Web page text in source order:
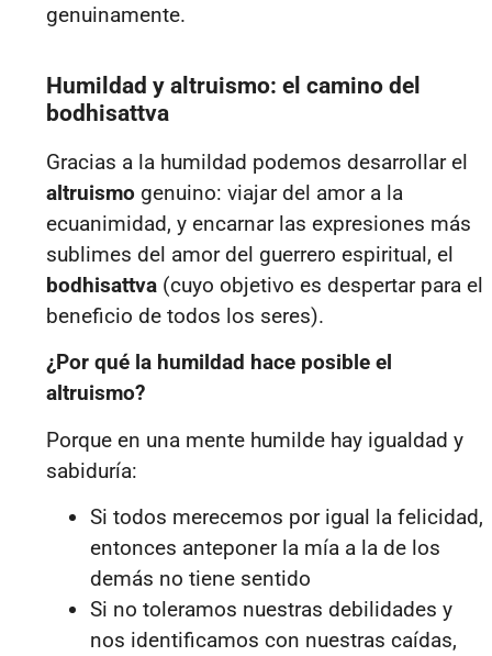
genuinamente.
Humildad y altruismo: el camino del
bodhisattva
Gracias a la humildad podemos desarrollar el
altruismo genuino: viajar del amor a la
ecuanimidad, y encarnar las expresiones más
sublimes del amor del guerrero espiritual, el
bodhisattva (cuyo objetivo es despertar para el
beneficio de todos los seres).
¿Por qué la humildad hace posible el
altruismo?
Porque en una mente humilde hay igualdad y
sabiduría:
Si todos merecemos por igual la felicidad,
entonces anteponer la mía a la de los
demás no tiene sentido
Si no toleramos nuestras debilidades y
nos identificamos con nuestras caídas,